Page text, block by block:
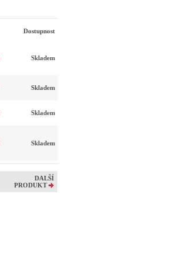
Dostupnost
Skladem
Skladem
Skladem
Skladem
DALŠÍ
PRODUKT